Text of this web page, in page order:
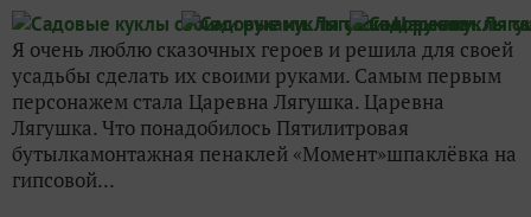
Я очень люблю сказочных героев и решила для своей
усадьбы сделать их своими руками. Самым первым
персонажем стала Царевна Лягушка. Царевна
Лягушка. Что понадобилось Пятилитровая
бутылкамонтажная пенаклей «Момент»шпаклёвка на
гипсовой...